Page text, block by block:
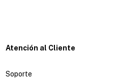
Atención al Cliente
Soporte